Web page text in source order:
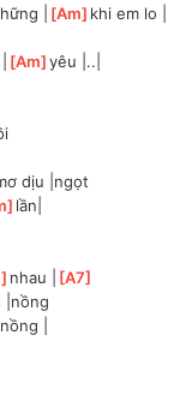
| [Am ]khi em lo |
[Am ]
yêu |..|
dịu |ngọt
]lần|
]nhau | [A7
|nồng
]nồng |